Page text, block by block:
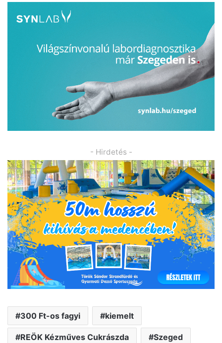
- Hirdetés -
300 Ft-os fagyi kiemelt
REÖK Kézműves Cukrászda Szeged